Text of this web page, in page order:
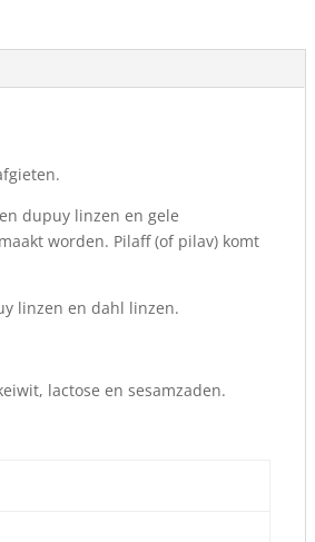
dupuy linzen en gele
worden. Pilaff (of pilav) komt
linzen en dahl linzen.
lactose en sesamzaden.